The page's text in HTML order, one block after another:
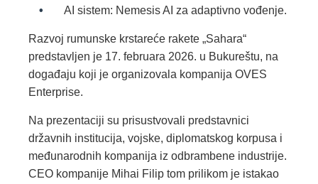
AI sistem: Nemesis AI za adaptivno vođenje.
Razvoj rumunske krstareće rakete „Sahara“
predstavljen je 17. februara 2026. u Bukureštu, na
događaju koji je organizovala kompanija OVES
Enterprise.
Na prezentaciji su prisustvovali predstavnici
državnih institucija, vojske, diplomatskog korpusa i
međunarodnih kompanija iz odbrambene industrije.
CEO kompanije Mihai Filip tom prilikom je istakao